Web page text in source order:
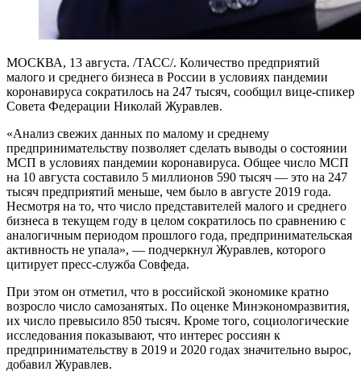
МОСКВА, 13 августа. /ТАСС/. Количество предприятий
малого и среднего бизнеса в России в условиях пандемии
коронавируса сократилось на 247 тысяч, сообщил вице-спикер
Совета Федерации Николай Журавлев.
«Анализ свежих данных по малому и среднему
предпринимательству позволяет сделать выводы о состоянии
МСП в условиях пандемии коронавируса. Общее число МСП
на 10 августа составило 5 миллионов 590 тысяч — это на 247
тысяч предприятий меньше, чем было в августе 2019 года.
Несмотря на то, что число представителей малого и среднего
бизнеса в текущем году в целом сократилось по сравнению с
аналогичным периодом прошлого года, предпринимательская
активность не упала», — подчеркнул Журавлев, которого
цитирует пресс-служба Совфеда.
При этом он отметил, что в российской экономике кратно
возросло число самозанятых. По оценке Минэкономразвития,
их число превысило 850 тысяч. Кроме того, социологические
исследования показывают, что интерес россиян к
предпринимательству в 2019 и 2020 годах значительно вырос,
добавил Журавлев.